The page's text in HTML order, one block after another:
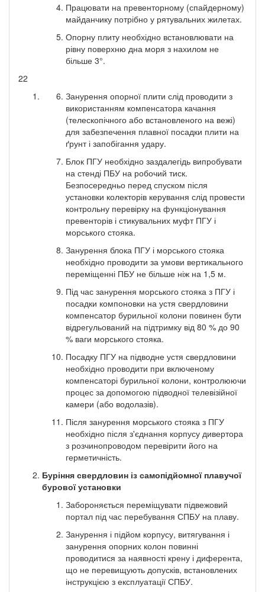
Працювати на превенторному (спайдерному)
майданчику потрібно у рятувальних жилетах.
Опорну плиту необхідно встановлювати на
рівну поверхню дна моря з нахилом не
більше 3°.
22
Занурення опорної плити слід проводити з
використанням компенсатора качання
(телескопічного або встановленого на вежі)
для забезпечення плавної посадки плити на
ґрунт і запобігання удару.
Блок ПГУ необхідно заздалегідь випробувати
на стенді ПБУ на робочий тиск.
Безпосередньо перед спуском після
установки колекторів керування слід провести
контрольну перевірку на функціонування
превенторів і стикувальних муфт ПГУ і
морського стояка.
Занурення блока ПГУ і морського стояка
необхідно проводити за умови вертикального
переміщенні ПБУ не більше ніж на 1,5 м.
Під час занурення морського стояка з ПГУ і
посадки компоновки на устя свердловини
компенсатор бурильної колони повинен бути
відрегульований на підтримку від 80 % до 90
% ваги морського стояка.
Посадку ПГУ на підводне устя свердловини
необхідно проводити при включеному
компенсаторі бурильної колони, контролюючи
процес за допомогою підводної телевізійної
камери (або водолазів).
Після занурення морського стояка з ПГУ
необхідно після з'єднання корпусу дивертора
з розчинопроводом перевірити його на
герметичність.
Буріння свердловин із самопідйомної плавучої
бурової установки
Забороняється переміщувати підвежовий
портал під час перебування СПБУ на плаву.
Занурення і підйом корпусу, витягування і
занурення опорних колон повинні
проводитися за наявності крену і диферента,
що не перевищують допусків, встановлених
інструкцією з експлуатації СПБУ.